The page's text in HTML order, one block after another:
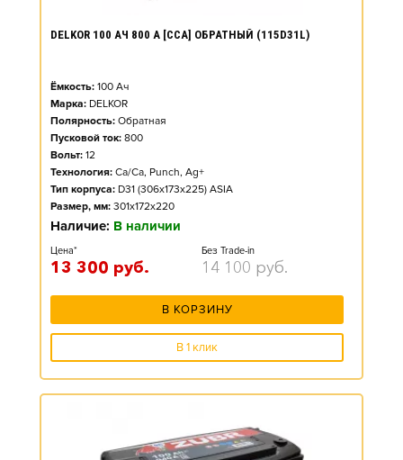
DELKOR 100 АЧ 800 А [CCA] ОБРАТНЫЙ (115D31L)
Ёмкость: 100 Ач
Марка: DELKOR
Полярность: Обратная
Пусковой ток: 800
Вольт: 12
Технология: Ca/Ca, Punch, Ag+
Тип корпуса: D31 (306x173x225) ASIA
Размер, мм: 301x172x220
Наличие: В наличии
Цена*
13 300 руб.
Без Trade-in
14 100 руб.
В КОРЗИНУ
В 1 клик